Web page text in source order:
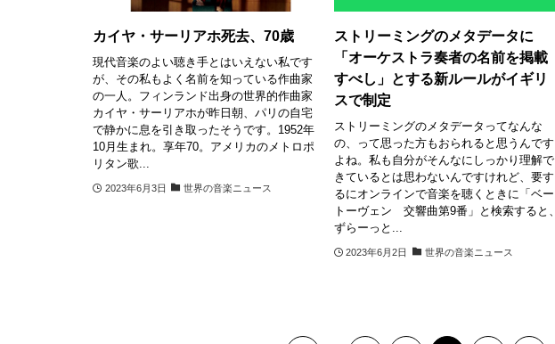
カイヤ・サーリアホ死去、70歳
現代音楽のよい聴き手とはいえない私です
が、その私もよく名前を知っている作曲家
の一人。フィンランド出身の世界的作曲家
カイヤ・サーリアホが昨日朝、パリの自宅
で静かに息を引き取ったそうです。1952年
10月生まれ。享年70。アメリカのメトロポ
リタン歌...
2023年6月3日 世界の音楽ニュース
ストリーミングのメタデータに
「オーケストラ奏者の名前を掲載
すべし」とする新ルールがイギリ
スで制定
ストリーミングのメタデータってなんな
の、って思った方もおられると思うんです
よね。私も自分がそんなにしっかり理解で
きているとは思わないんですけれど、要す
るにオンラインで音楽を聴くときに「ベー
トーヴェン 交響曲第9番」と検索すると、
ずらーっと...
2023年6月2日 世界の音楽ニュース